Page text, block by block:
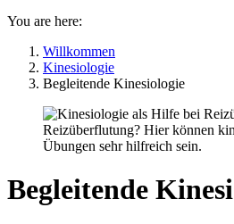
You are here:
Willkommen
Kinesiologie
Begleitende Kinesiologie
Reizüberflutung? Hier können
Übungen sehr hilfreich sein.
Begleitende